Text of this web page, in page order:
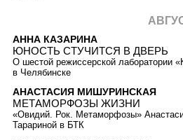
АННА КАЗАРИНА
ЮНОСТЬ СТУЧИТСЯ В ДВЕРЬ
О шестой режиссерской лаборатории
в Челябинске
АНАСТАСИЯ МИШУРИНСКАЯ
МЕТАМОРФОЗЫ ЖИЗНИ
«Овидий. Рок. Метаморфозы»
Тарариной в БТК